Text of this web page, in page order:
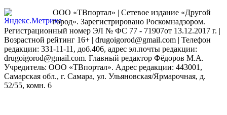
ООО «ТВпортал» | Сетевое издание «Другой
город». Зарегистрировано Роскомнадзором.
Регистрационный номер ЭЛ № ФС 77 - 71907от 13.12.2017 г. |
Возрастной рейтинг 16+ | drugoigorod@gmail.com | Телефон
редакции: 331-11-11, доб.406, адрес эл.почты редакции:
drugoigorod@gmail.com. Главный редактор Фёдоров М.А.
Учредитель: ООО «ТВпортал». Адрес редакции: 443001,
Самарская обл., г. Самара, ул. Ульяновская/Ярмарочная, д.
52/55, комн. 6